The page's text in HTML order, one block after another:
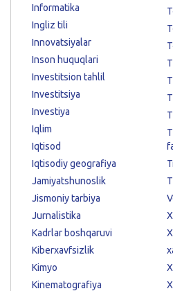
Informatika
Ingliz tili
Innovatsiyalar
Inson huquqlari
Investitsion tahlil
Investitsiya
Investiya
Iqlim
Iqtisod
Iqtisodiy geografiya
Jamiyatshunoslik
Jismoniy tarbiya
Jurnalistika
Kadrlar boshqaruvi
Kiberxavfsizlik
Kimyo
Kinematografiya